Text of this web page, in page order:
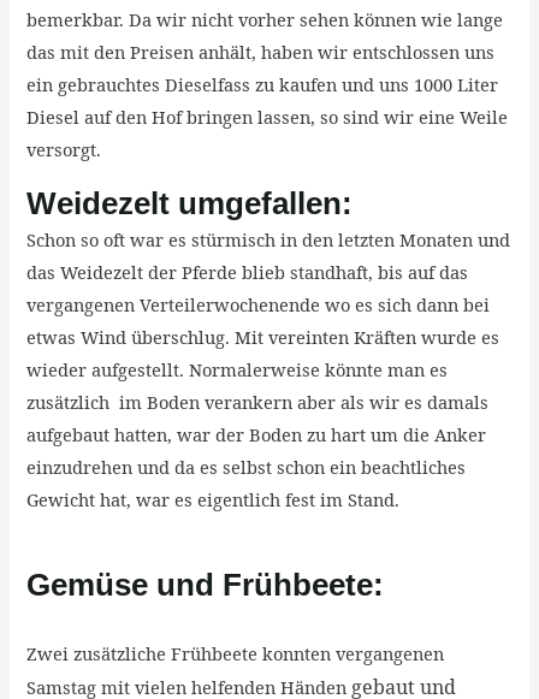
bemerkbar. Da wir nicht vorher sehen können wie lange
das mit den Preisen anhält, haben wir entschlossen uns
ein gebrauchtes Dieselfass zu kaufen und uns 1000 Liter
Diesel auf den Hof bringen lassen, so sind wir eine Weile
versorgt.
Weidezelt umgefallen:
Schon so oft war es stürmisch in den letzten Monaten und
das Weidezelt der Pferde blieb standhaft, bis auf das
vergangenen Verteilerwochenende wo es sich dann bei
etwas Wind überschlug. Mit vereinten Kräften wurde es
wieder aufgestellt. Normalerweise könnte man es
zusätzlich im Boden verankern aber als wir es damals
aufgebaut hatten, war der Boden zu hart um die Anker
einzudrehen und da es selbst schon ein beachtliches
Gewicht hat, war es eigentlich fest im Stand.
Gemüse und Frühbeete:
Zwei zusätzliche Frühbeete konnten vergangenen
Samstag mit vielen helfenden Händen gebaut und